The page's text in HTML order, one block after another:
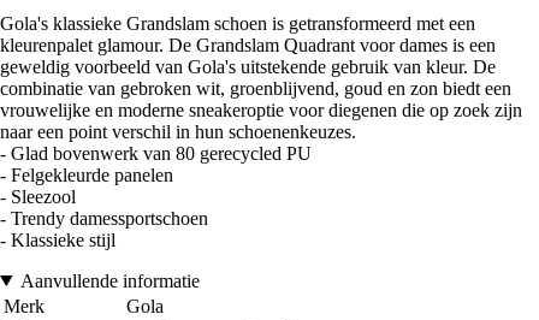
Gola's klassieke Grandslam schoen is getransformeerd met een
kleurenpalet glamour. De Grandslam Quadrant voor dames is een
geweldig voorbeeld van Gola's uitstekende gebruik van kleur. De
combinatie van gebroken wit, groenblijvend, goud en zon biedt een
vrouwelijke en moderne sneakeroptie voor diegenen die op zoek zijn
naar een point verschil in hun schoenenkeuzes.
- Glad bovenwerk van 80 gerecycled PU
- Felgekleurde panelen
- Sleezool
- Trendy damessportschoen
- Klassieke stijl
Aanvullende informatie
Merk
Gola